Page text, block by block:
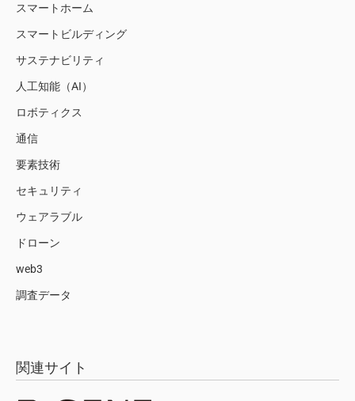
スマートホーム
スマートビルディング
サステナビリティ
人工知能（AI）
ロボティクス
通信
要素技術
セキュリティ
ウェアラブル
ドローン
web3
調査データ
関連サイト